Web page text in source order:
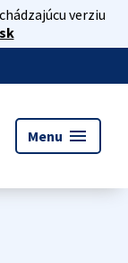
verziu
Menu menu